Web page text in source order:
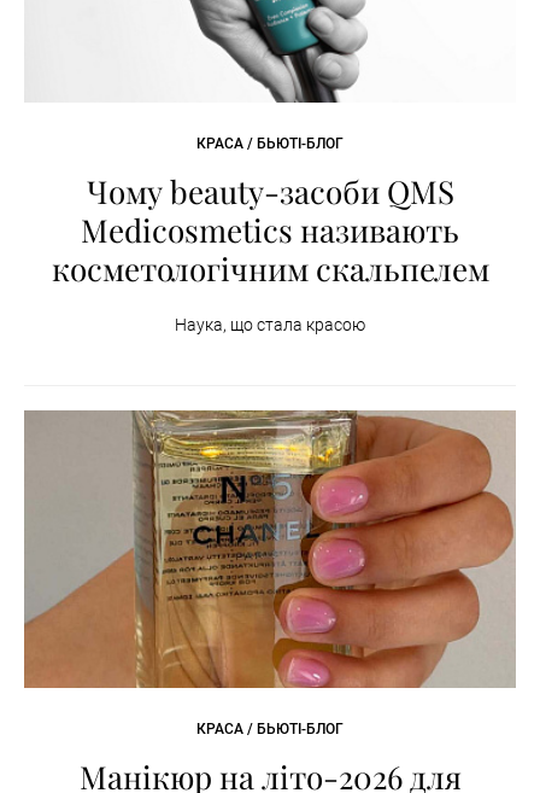
КРАСА / БЬЮТІ-БЛОГ
Чому beauty-засоби QMS
Medicosmetics називають
косметологічним скальпелем
Наука, що стала красою
КРАСА / БЬЮТІ-БЛОГ
Манікюр на літо-2026 для